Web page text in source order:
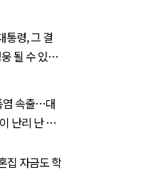
통령, 그 결
될 수 있
염 속출…대
난리 난 이
집 자금도 학